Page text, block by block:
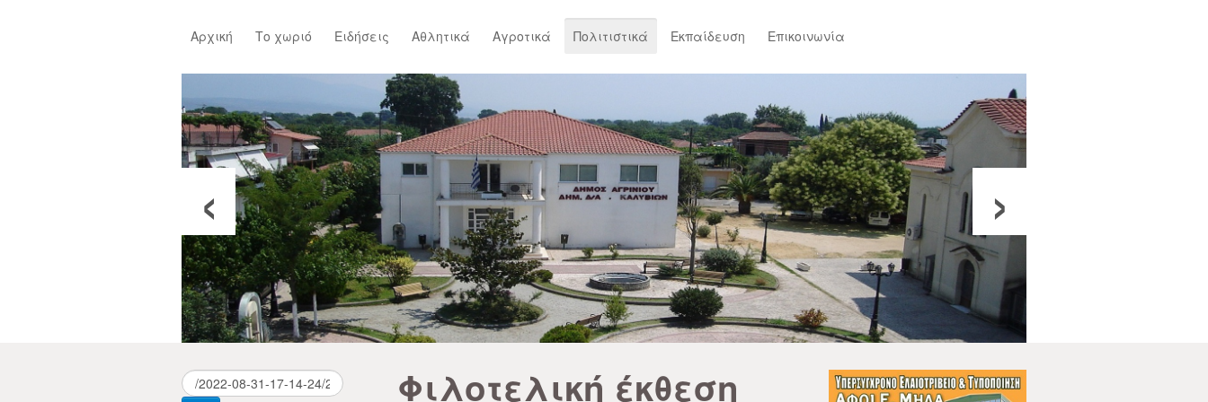
Αρχική Το χωριό Ειδήσεις Αθλητικά Αγροτικά Πολιτιστικά Εκπαίδευση Επικοινωνία
‹ ›
Φιλοτελική έκθεση